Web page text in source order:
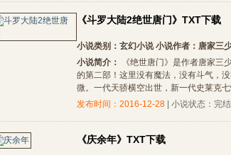
《斗罗大陆2绝世唐门》TXT下载
小说类别： 玄幻小说小说作者： 唐家三
小说简介：
《绝世唐门》是作者唐家三
的第二部！这里没有魔法，没有斗气，
微。一代天骄横空出世，新一代史莱克
发布时间：2016-12-28 | 小说状态：完
《庆余年》TXT下载